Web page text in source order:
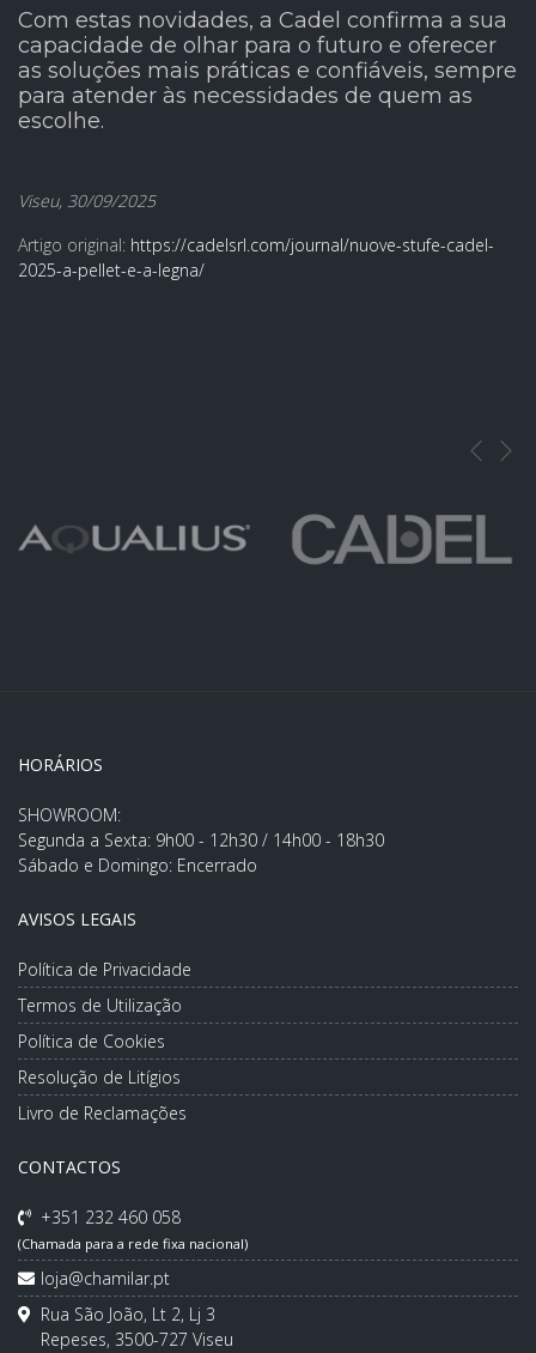
Com estas novidades, a Cadel confirma a sua
capacidade de olhar para o futuro e oferecer
as soluções mais práticas e confiáveis, sempre
para atender às necessidades de quem as
escolhe.
Viseu, 30/09/2025
Artigo original: https://cadelsrl.com/journal/nuove-stufe-cadel-
2025-a-pellet-e-a-legna/
HORÁRIOS
SHOWROOM:
Segunda a Sexta: 9h00 - 12h30 / 14h00 - 18h30
Sábado e Domingo: Encerrado
AVISOS LEGAIS
Política de Privacidade
Termos de Utilização
Política de Cookies
Resolução de Litígios
Livro de Reclamações
CONTACTOS
+351 232 460 058
(Chamada para a rede fixa nacional)
loja@chamilar.pt
Rua São João, Lt 2, Lj 3
Repeses, 3500-727 Viseu